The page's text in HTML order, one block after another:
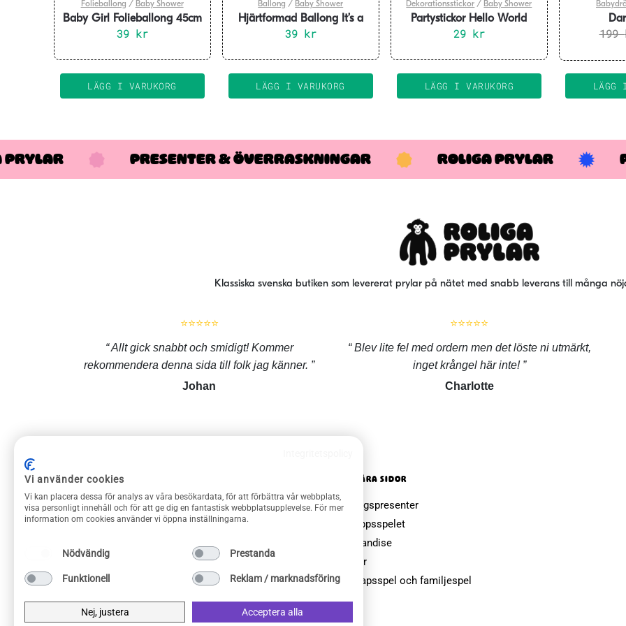
Folieballong / Baby Shower
Baby Girl Folieballong 45cm
39 kr
LÄGG I VARUKORG
Ballong / Baby Shower
Hjärtformad Ballong It’s a
Boy 45cm
39 kr
LÄGG I VARUKORG
Dekorationsstickor / Baby Shower
Partystickor Hello World
Rosa
29 kr
LÄGG I VARUKORG
199
LÄGG
PRYLAR PRESENTER & ÖVERRASKNINGAR ROLIGA PRYLAR
Klassiska svenska butiken som levererat prylar på nätet med snabb leverans till många
⭐⭐⭐⭐⭐
Allt gick snabbt och smidigt! Kommer
rekommendera denna sida till folk jag känner.
Johan
⭐⭐⭐⭐⭐
Blev lite fel med ordern men det löste ni utmärkt,
inget krångel här inte!
Charlotte
ROLIGAPRYLAR KUNDSERVICE
Om Roliga prylar
Kontakta oss
Integritetspolicy
Privacy Policy
POPULÄRA SIDOR
Farsdagspresenter
Julklappsspelet
Merchandise
Muggar
Sällskapsspel och familjespel
Vi använder cookies
Vi kan placera dessa för analys av våra besökardata, för att förbättra vår webbplats,
visa personligt innehåll och för att ge dig en fantastisk webbplatsupplevelse. För mer
information om cookies använder vi öppna inställningarna.
Nödvändig Prestanda
Funktionell Reklam / marknadsföring
Nej, justera Acceptera alla